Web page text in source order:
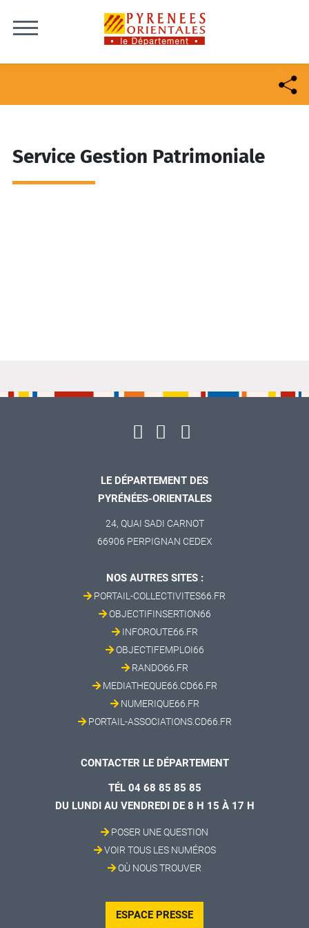
Service Gestion Patrimoniale
LE DÉPARTEMENT DES
PYRÉNÉES-ORIENTALES
24, QUAI SADI CARNOT
66906 PERPIGNAN CEDEX
NOS AUTRES SITES :
PORTAIL-COLLECTIVITES66.FR
OBJECTIFINSERTION66
INFOROUTE66.FR
OBJECTIFEMPLOI66
RANDO66.FR
MEDIATHEQUE66.CD66.FR
NUMERIQUE66.FR
PORTAIL-ASSOCIATIONS.CD66.FR
CONTACTER LE DÉPARTEMENT
TÉL 04 68 85 85 85
DU LUNDI AU VENDREDI DE 8 H 15 À 17 H
POSER UNE QUESTION
VOIR TOUS LES NUMÉROS
OÙ NOUS TROUVER
ESPACE PRESSE